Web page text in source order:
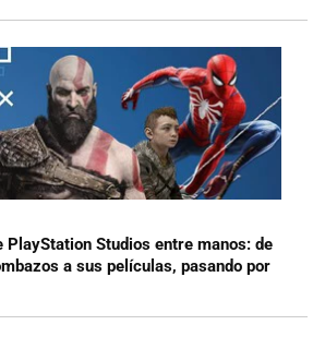
PlayStation Studios entre manos: de
a sus películas, pasando por